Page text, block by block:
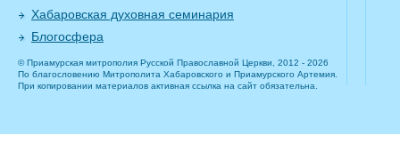
Хабаровская духовная семинария
Блогосфера
© Приамурская митрополия Русской Православной Церкви, 2012 - 2026
По благословению Митрополита Хабаровского и Приамурского Артемия.
При копировании материалов активная ссылка на сайт обязательна.